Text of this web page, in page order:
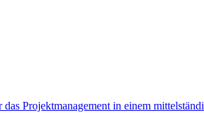
Projektmanagement in einem